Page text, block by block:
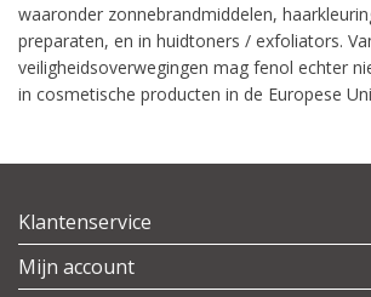
waaronder zonnebrandmiddelen,
preparaten, en in huidtoners / exfoliators.
veiligheidsoverwegingen mag fenol echter
in cosmetische producten in de Europese
Klantenservice
Mijn account